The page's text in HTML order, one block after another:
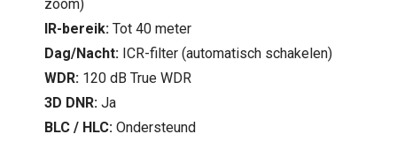
zoom)
IR-bereik: Tot 40 meter
Dag/Nacht: ICR-filter (automatisch schakelen)
WDR: 120 dB True WDR
3D DNR: Ja
BLC / HLC: Ondersteund